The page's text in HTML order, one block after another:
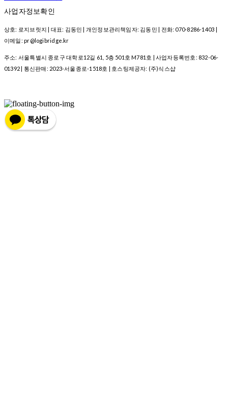
사업자정보확인
상호: 로지브릿지 | 대표: 김동민 | 개인정보관리책임자: 김동민 | 전화: 070-8286-1403 |
이메일: pr@logibridge.kr
주소: 서울특별시 종로구 대학로12길 61, 5층 501호 M781호 | 사업자등록번호: 832-06-
01392 | 통신판매: 2023-서울종로-1518호 | 호스팅제공자: (주)식스샵